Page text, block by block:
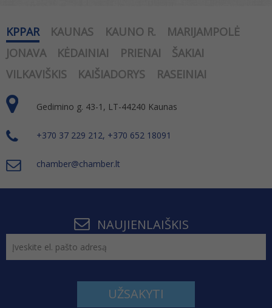
KPPAR KAUNAS KAUNO R.
MARIJAMPOLĖ
JONAVA
KĖDAINIAI PRIENAI
ŠAKIAI
VILKAVIŠKIS
KAIŠIADORYS RASEINIAI
Gedimino g. 43-1, LT-44240 Kaunas
+370 37 229 212, +370 652 18091
chamber@chamber.lt
NAUJIENLAIŠKIS
UŽSAKYTI